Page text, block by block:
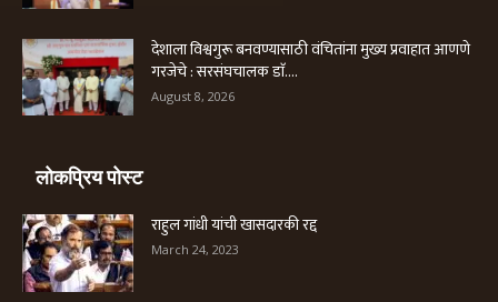
देशाला विश्वगुरू बनवण्यासाठी वंचितांना मुख्य प्रवाहात आणणे
गरजेचे : सरसंघचालक डाॅ....
August 8, 2026
लोकप्रिय पोस्ट
राहुल गांधी यांची खासदारकी रद्द
March 24, 2023